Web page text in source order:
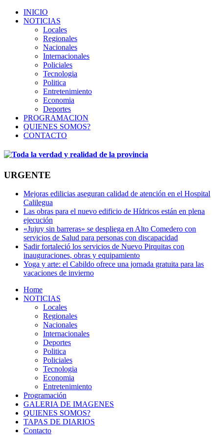
INICIO
NOTICIAS
Locales
Regionales
Nacionales
Internacionales
Policiales
Tecnologia
Politica
Entretenimiento
Economia
Deportes
PROGRAMACION
QUIENES SOMOS?
CONTACTO
URGENTE
Mejoras edilicias aseguran calidad de atención en el Hospital
Calilegua
Las obras para el nuevo edificio de Hídricos están en plena
ejecución
«Jujuy sin barreras» se despliega en Alto Comedero con
servicios de Salud para personas con discapacidad
Sadir fortaleció los servicios de Nuevo Pirquitas con
inauguraciones, obras y equipamiento
Yoga y arte: el Cabildo ofrece una jornada gratuita para las
vacaciones de invierno
Home
NOTICIAS
Locales
Regionales
Nacionales
Internacionales
Deportes
Politica
Policiales
Tecnologia
Economia
Entretenimiento
Programación
GALERIA DE IMAGENES
QUIENES SOMOS?
TAPAS DE DIARIOS
Contacto